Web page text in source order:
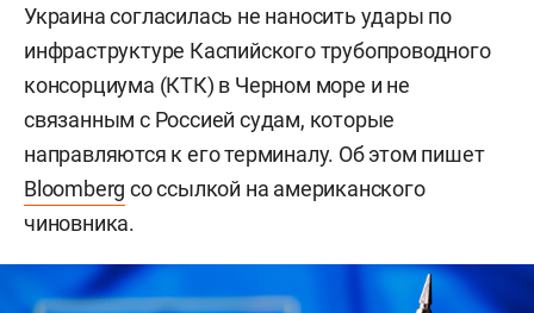
Украина согласилась не наносить удары по
инфраструктуре Каспийского трубопроводного
консорциума (КТК) в Черном море и не
связанным с Россией судам, которые
направляются к его терминалу. Об этом пишет
Bloomberg со ссылкой на американского
чиновника.